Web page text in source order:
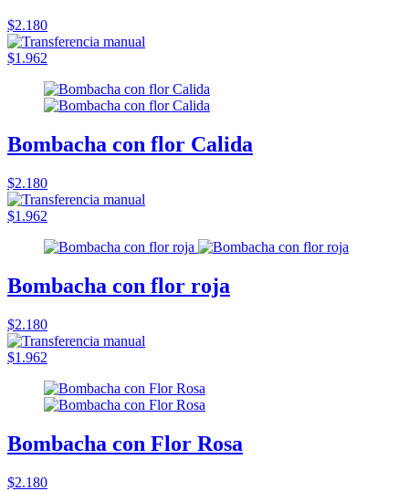
$2.180
$1.962
Bombacha con flor Calida
$2.180
$1.962
Bombacha con flor roja
$2.180
$1.962
Bombacha con Flor Rosa
$2.180